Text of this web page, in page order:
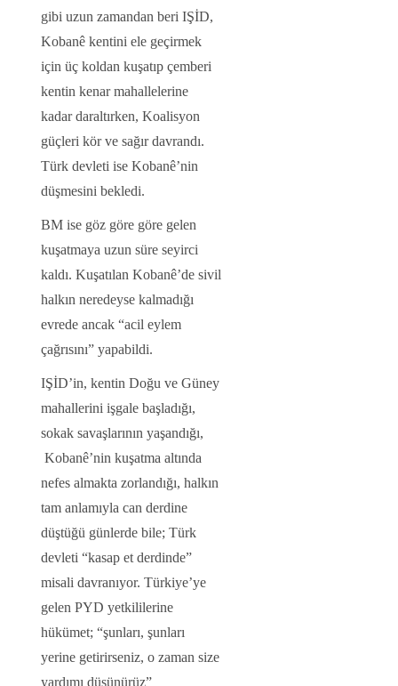
gibi uzun zamandan beri IŞİD,
Kobanê kentini ele geçirmek
için üç koldan kuşatıp çemberi
kentin kenar mahallelerine
kadar daraltırken, Koalisyon
güçleri kör ve sağır davrandı.
Türk devleti ise Kobanê’nin
düşmesini bekledi.
BM ise göz göre göre gelen
kuşatmaya uzun süre seyirci
kaldı. Kuşatılan Kobanê’de sivil
halkın neredeyse kalmadığı
evrede ancak “acil eylem
çağrısını” yapabildi.
IŞİD’in, kentin Doğu ve Güney
mahallerini işgale başladığı,
sokak savaşlarının yaşandığı,
Kobanê’nin kuşatma altında
nefes almakta zorlandığı, halkın
tam anlamıyla can derdine
düştüğü günlerde bile; Türk
devleti “kasap et derdinde”
misali davranıyor. Türkiye’ye
gelen PYD yetkililerine
hükümet; “şunları, şunları
yerine getirirseniz, o zaman size
yardımı düşünürüz”